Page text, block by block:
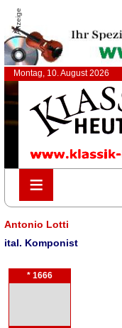
Anzeige
Montag, 10. August 2026
≡
≡
Antonio Lotti
ital. Komponist
* 1666